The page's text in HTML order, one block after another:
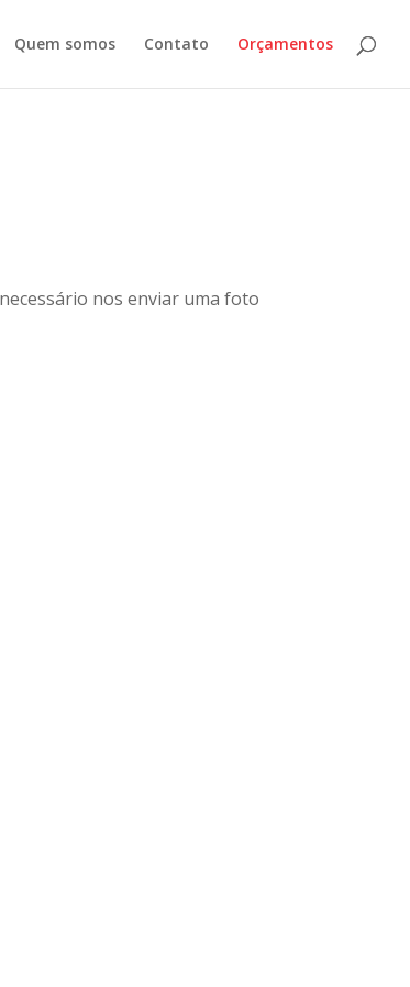
Quem somos Contato Orçamentos
nos enviar uma foto